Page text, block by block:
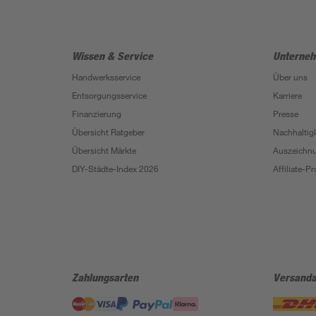
Wissen & Service
Handwerksservice
Entsorgungsservice
Finanzierung
Übersicht Ratgeber
Übersicht Märkte
DIY-Städte-Index 2026
Über uns
Karriere
Presse
Affiliate-
Zahlungsarten